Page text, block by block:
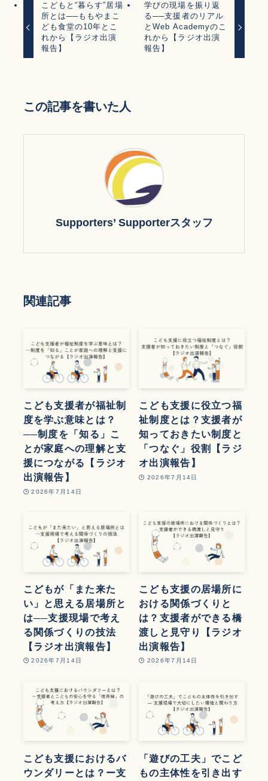
こどもと“暮らす”居場
所とは──ももやまこ
ども食堂の10年とこ
れから【ラジオ出演
報告】
学びの現場を振り返
る──支援者のリアル
とWeb Academyのこ
れから【ラジオ出演
報告】
この記事を書いた人
Supporters’ Supporterスタッフ
関連記事
こども支援者が福祉制
度を学ぶ意味とは？
──制度を「知る」こ
とが家庭への理解と支
援につながる【ラジオ
出演報告】
2026年7月14日
こども支援に役立つ福
祉制度とは？支援者が
知っておきたい制度と
「つなぐ」役割【ラジ
オ出演報告】
2026年7月14日
こどもが「また来た
い」と思える居場所と
は──支援現場で考え
る関係づくりの技法
【ラジオ出演報告】
2026年7月14日
こども支援の居場所に
おける関係づくりと
は？支援者ができる橋
渡しと見守り【ラジオ
出演報告】
2026年7月14日
こども支援におけるバ
ウンダリーとは？ー支
「遊びの工夫」でこど
もの主体性を引き出す